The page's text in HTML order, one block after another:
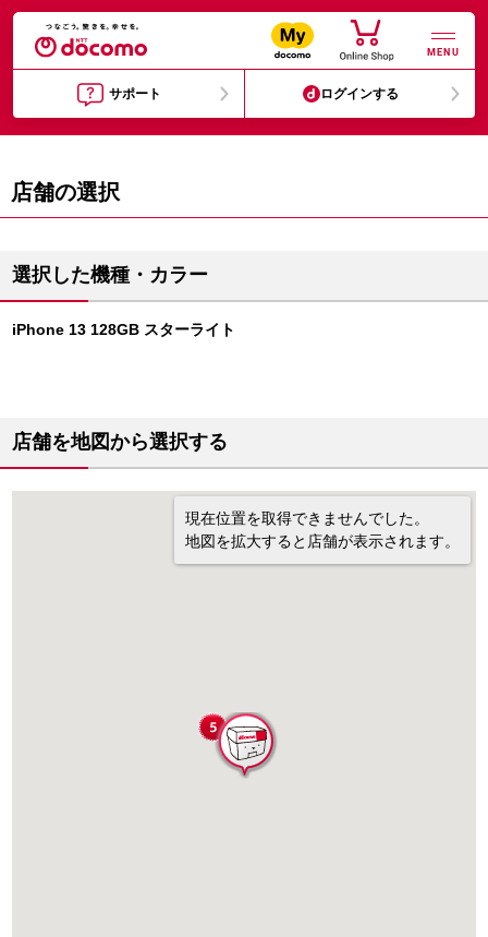
MENU
サポート ログインする
店舗の選択
選択した機種・カラー
iPhone 13 128GB スターライト
店舗を地図から選択する
現在位置を取得できませんでした。
地図を拡大すると店舗が表示されます。